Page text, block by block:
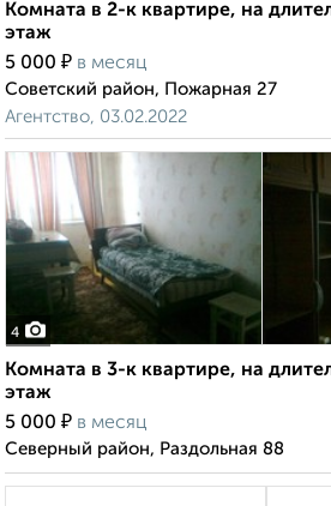
Комната в 2-к квартире, на
этаж
5 000 ₽ в месяц
Советский район, Пожарная 27
Агентство, 03.02.2022
4
Комната в 3-к квартире, на
этаж
5 000 ₽ в месяц
Северный район, Раздольная 88